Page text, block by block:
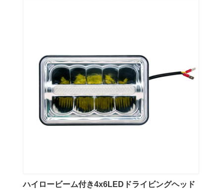
ハイロービーム付き4x6LEDドライビングヘッド